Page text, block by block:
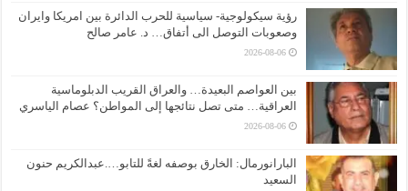
رؤية سيكولوجية- سياسية للحرب الدائرة بين امريكا وايران
وصعوبات التوصل الى أتفاق… د. عامر صالح
2026-08-06
بين العواصم البعيدة… والعراق القريب الدبلوماسية
العراقية… متى تصل نتائجها إلى المواطن؟ عصام الياسري
2026-08-06
البارانورمال: الخارق بوصفه لغةً للتابو….عبدالكريم حنون
السعيد